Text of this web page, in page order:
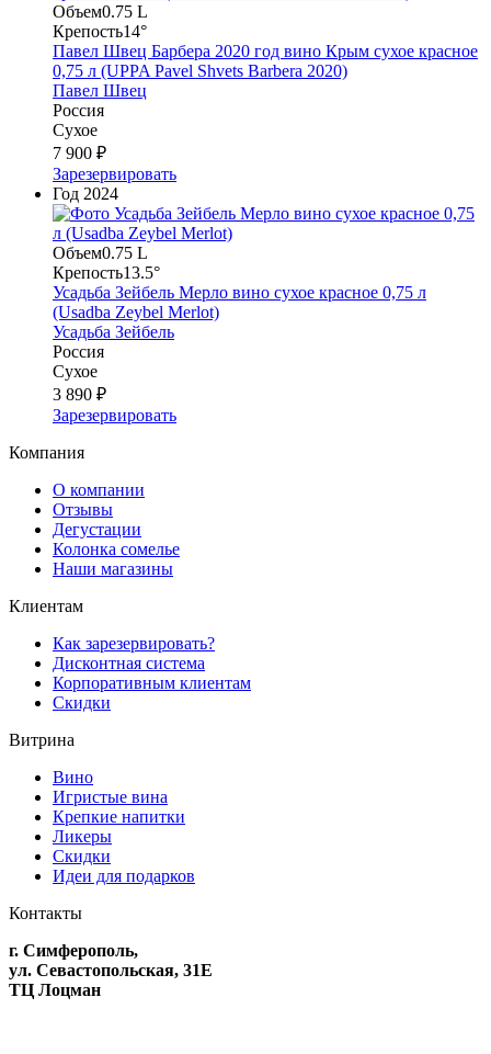
Объем0.75 L
Крепость14°
Павел Швец Барбера 2020 год вино Крым сухое красное
0,75 л (UPPA Pavel Shvets Barbera 2020)
Павел Швец
Россия
Сухое
7 900 ₽
Зарезервировать
Год 2024
Объем0.75 L
Крепость13.5°
Усадьба Зейбель Мерло вино сухое красное 0,75 л
(Usadba Zeybel Merlot)
Усадьба Зейбель
Россия
Сухое
3 890 ₽
Зарезервировать
Компания
О компании
Отзывы
Дегустации
Колонка сомелье
Наши магазины
Клиентам
Как зарезервировать?
Дисконтная система
Корпоративным клиентам
Скидки
Витрина
Вино
Игристые вина
Крепкие напитки
Ликеры
Скидки
Идеи для подарков
Контакты
г. Симферополь,
ул. Севастопольская, 31Е
ТЦ Лоцман